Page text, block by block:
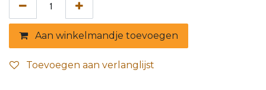
Aan winkelmandje toevoegen
Toevoegen aan verlanglijst